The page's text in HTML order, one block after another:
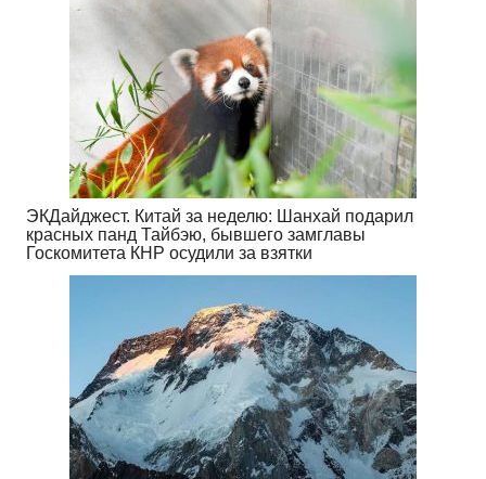
ЭКДайджест. Китай за неделю: Шанхай подарил
красных панд Тайбэю, бывшего замглавы
Госкомитета КНР осудили за взятки